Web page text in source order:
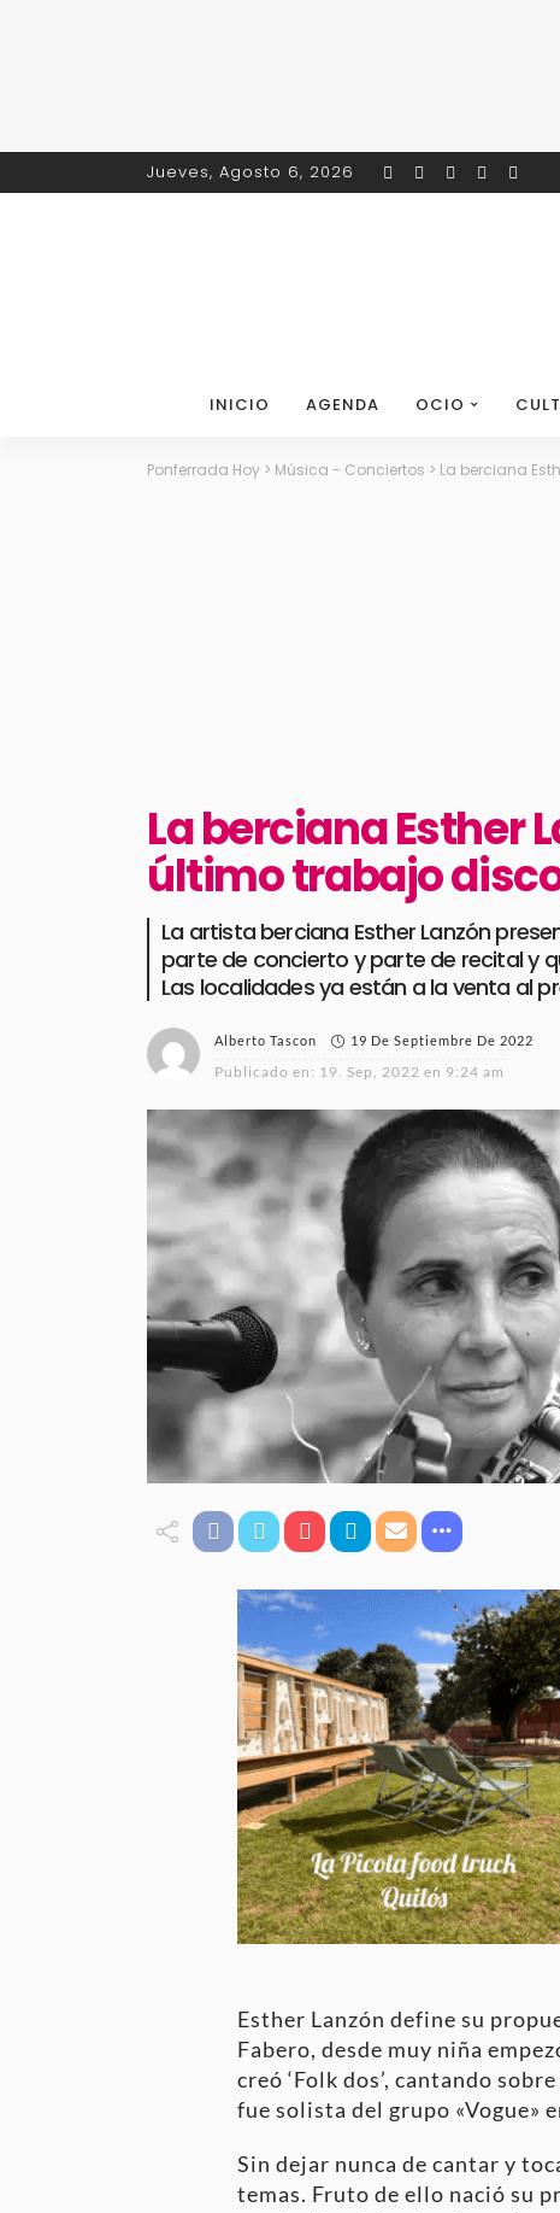
Jueves, Agosto 6, 2026
INICIO AGENDA OCIO
Ponferrada Hoy > Música - Conciertos > La berciana
La berciana Esther
último trabajo
La artista berciana Esther Lanzón
parte de concierto y parte de recital y
Las localidades ya están a la venta al
Alberto Tascon 19 De Septiembre De 2022
Publicado en: 19. Sep, 2022 en 9:24 am
Esther Lanzón define su
Fabero, desde muy niña
creó ‘Folk dos’, cantando
fue solista del grupo «Vogue»
Sin dejar nunca de cantar y
temas. Fruto de ello nació su